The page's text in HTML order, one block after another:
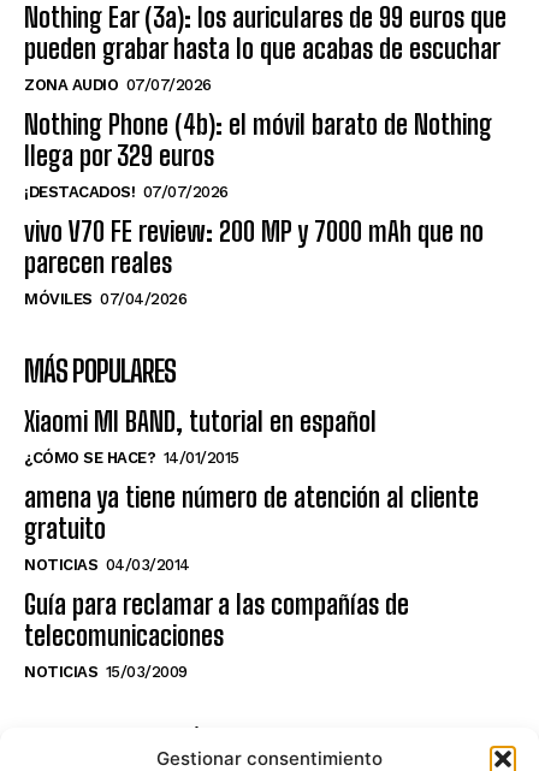
Gestionar consentimiento
Nothing Ear (3a): los auriculares de 99 euros que
pueden grabar hasta lo que acabas de escuchar
ZONA AUDIO 07/07/2026
Nothing Phone (4b): el móvil barato de Nothing
llega por 329 euros
¡DESTACADOS! 07/07/2026
vivo V70 FE review: 200 MP y 7000 mAh que no
parecen reales
MÓVILES 07/04/2026
MÁS POPULARES
Xiaomi MI BAND, tutorial en español
¿CÓMO SE HACE? 14/01/2015
amena ya tiene número de atención al cliente
gratuito
NOTICIAS 04/03/2014
Guía para reclamar a las compañías de
telecomunicaciones
NOTICIAS 15/03/2009
NO TE PIERDAS LO ÚLTIMO DEL CANAL